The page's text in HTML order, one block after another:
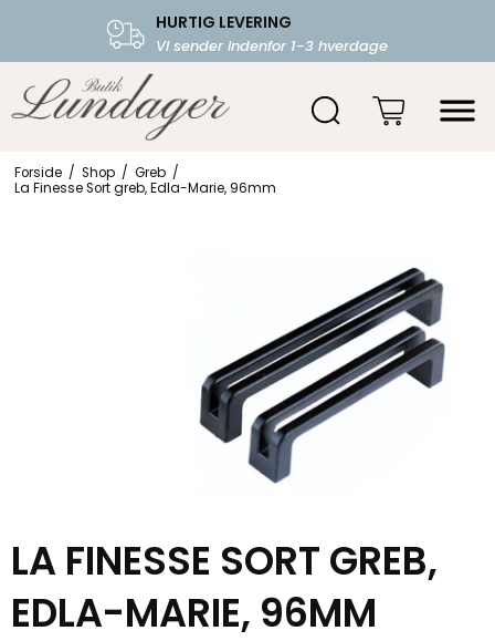
HURTIG LEVERING
Vi sender indenfor 1-3 hverdage
FRI FRAGT OVER 599.-
Starter fra 39,-
Forside / Shop / Greb /
La Finesse Sort greb, Edla-Marie, 96mm
LA FINESSE SORT GREB,
EDLA-MARIE, 96MM